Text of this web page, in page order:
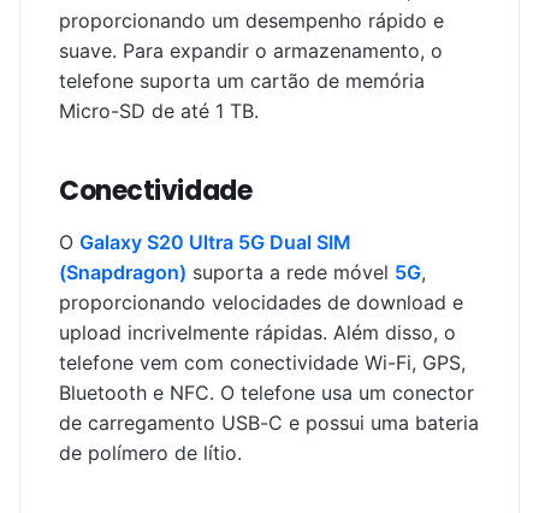
proporcionando um desempenho rápido e
suave. Para expandir o armazenamento, o
telefone suporta um cartão de memória
Micro-SD de até 1 TB.
Conectividade
O Galaxy S20 Ultra 5G Dual SIM
(Snapdragon) suporta a rede móvel 5G,
proporcionando velocidades de download e
upload incrivelmente rápidas. Além disso, o
telefone vem com conectividade Wi-Fi, GPS,
Bluetooth e NFC. O telefone usa um conector
de carregamento USB-C e possui uma bateria
de polímero de lítio.